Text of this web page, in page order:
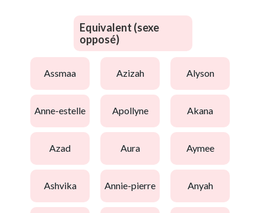
Equivalent (sexe
opposé)
assmaa azizah alyson
anne-estelle apollyne akana
azad aura aymee
ashvika annie-pierre anyah